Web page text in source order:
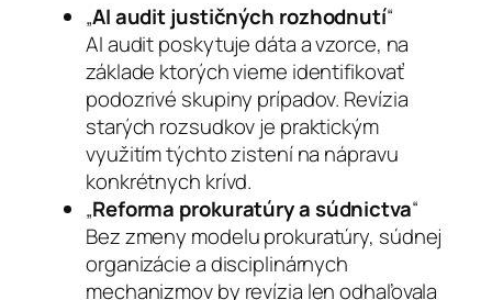
„AI audit justičných rozhodnutí“
AI audit poskytuje dáta a vzorce, na
základe ktorých vieme identifikovať
podozrivé skupiny prípadov. Revízia
starých rozsudkov je praktickým
využitím týchto zistení na nápravu
konkrétnych krívd.
„Reforma prokuratúry a súdnictva“
Bez zmeny modelu prokuratúry, súdnej
organizácie a disciplinárnych
mechanizmov by revízia len odhaľovala